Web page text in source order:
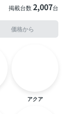
掲載台数2,007台
価格から
アクア